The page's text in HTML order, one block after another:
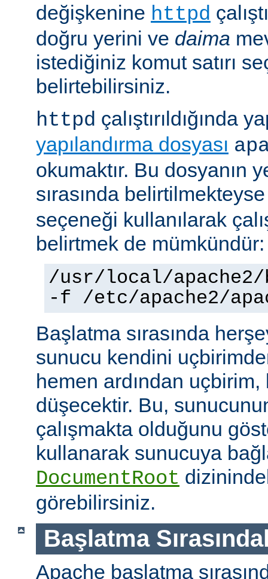
değişkenine httpd
doğru yerini ve daima
istediğiniz komut satırı
belirtebilirsiniz.
httpd çalıştırıldığında
yapılandırma dosyası
okumaktır. Bu dosyanın
sırasında
seçeneği kullanılarak
belirtmek de mümkündür:
/usr/local/
-f /etc/apache2/
Başlatma sırasında
sunucu kendini
hemen ardından
düşecektir. Bu,
çalışmakta olduğunu
kullanarak sunucuya
DocumentRoot
görebilirsiniz.
Başlatma
Apache başlatma